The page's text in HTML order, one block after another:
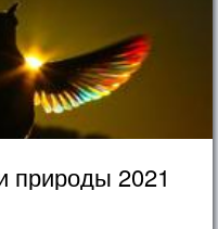
природы 2021